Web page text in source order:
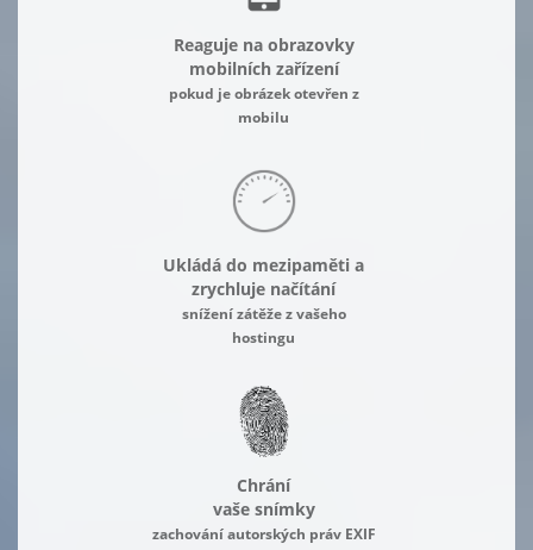
Reaguje na obrazovky
mobilních zařízení
pokud je obrázek otevřen z
mobilu
Ukládá do mezipaměti a
zrychluje načítání
snížení zátěže z vašeho
hostingu
Chrání
vaše snímky
zachování autorských práv EXIF